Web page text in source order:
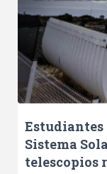
Estudiantes
Sistema
telescopios